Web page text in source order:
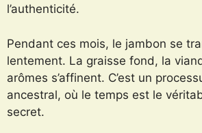
l’authenticité.
Pendant ces mois, le jambon se
lentement. La graisse fond, la
arômes s’affinent. C’est un
ancestral, où le temps est le
secret.